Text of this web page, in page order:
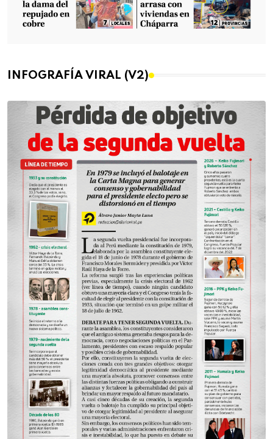
INFOGRAFÍA VIRAL (V2)